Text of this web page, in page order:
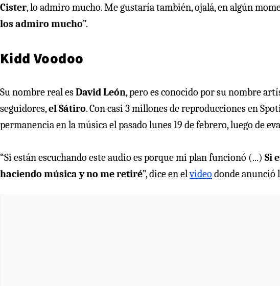
Cister, lo admiro mucho. Me gustaría también, ojalá, en algún
los admiro mucho”.
Kidd Voodoo
Su nombre real esDavid León, pero es conocido por su nombre
seguidores,el Sátiro. Con casi 3 millones de reproducciones en
permanencia en la música el pasado lunes 19 de febrero, luego de
“Si están escuchando este audio es porque mi plan funcionó (...) Si
haciendo música y no me retiré”, dice en elvideo donde anunció